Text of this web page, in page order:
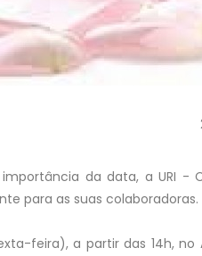
da data, a URI -
para as suas colaboradoras.
feira), a partir das 14h, no